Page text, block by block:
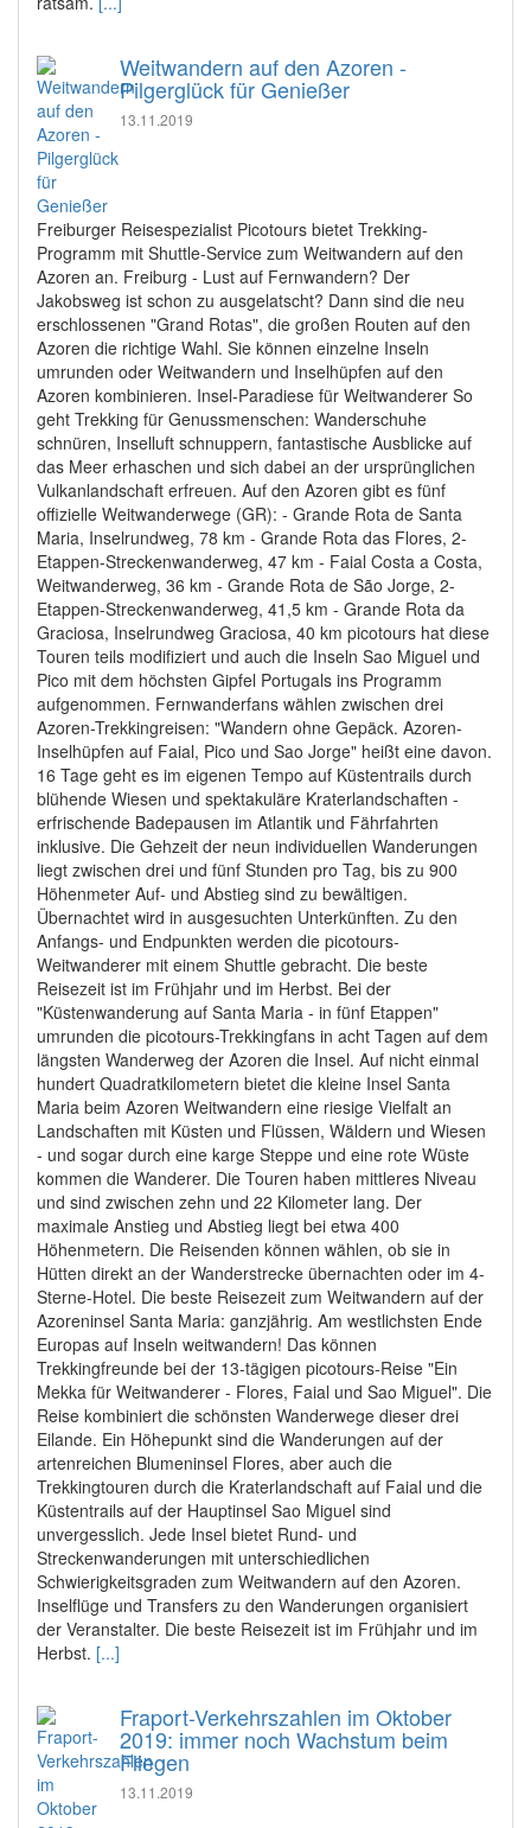
Weitwandern auf den Azoren -
Pilgerglück für Genießer
13.11.2019
Freiburger Reisespezialist Picotours bietet Trekking-
Programm mit Shuttle-Service zum Weitwandern auf den
Azoren an. Freiburg - Lust auf Fernwandern? Der
Jakobsweg ist schon zu ausgelatscht? Dann sind die neu
erschlossenen "Grand Rotas", die großen Routen auf den
Azoren die richtige Wahl. Sie können einzelne Inseln
umrunden oder Weitwandern und Inselhüpfen auf den
Azoren kombinieren. Insel-Paradiese für Weitwanderer So
geht Trekking für Genussmenschen: Wanderschuhe
schnüren, Inselluft schnuppern, fantastische Ausblicke auf
das Meer erhaschen und sich dabei an der ursprünglichen
Vulkanlandschaft erfreuen. Auf den Azoren gibt es fünf
offizielle Weitwanderwege (GR): - Grande Rota de Santa
Maria, Inselrundweg, 78 km - Grande Rota das Flores, 2-
Etappen-Streckenwanderweg, 47 km - Faial Costa a Costa,
Weitwanderweg, 36 km - Grande Rota de São Jorge, 2-
Etappen-Streckenwanderweg, 41,5 km - Grande Rota da
Graciosa, Inselrundweg Graciosa, 40 km picotours hat diese
Touren teils modifiziert und auch die Inseln Sao Miguel und
Pico mit dem höchsten Gipfel Portugals ins Programm
aufgenommen. Fernwanderfans wählen zwischen drei
Azoren-Trekkingreisen: "Wandern ohne Gepäck. Azoren-
Inselhüpfen auf Faial, Pico und Sao Jorge" heißt eine davon.
16 Tage geht es im eigenen Tempo auf Küstentrails durch
blühende Wiesen und spektakuläre Kraterlandschaften -
erfrischende Badepausen im Atlantik und Fährfahrten
inklusive. Die Gehzeit der neun individuellen Wanderungen
liegt zwischen drei und fünf Stunden pro Tag, bis zu 900
Höhenmeter Auf- und Abstieg sind zu bewältigen.
Übernachtet wird in ausgesuchten Unterkünften. Zu den
Anfangs- und Endpunkten werden die picotours-
Weitwanderer mit einem Shuttle gebracht. Die beste
Reisezeit ist im Frühjahr und im Herbst. Bei der
"Küstenwanderung auf Santa Maria - in fünf Etappen"
umrunden die picotours-Trekkingfans in acht Tagen auf dem
längsten Wanderweg der Azoren die Insel. Auf nicht einmal
hundert Quadratkilometern bietet die kleine Insel Santa
Maria beim Azoren Weitwandern eine riesige Vielfalt an
Landschaften mit Küsten und Flüssen, Wäldern und Wiesen
- und sogar durch eine karge Steppe und eine rote Wüste
kommen die Wanderer. Die Touren haben mittleres Niveau
und sind zwischen zehn und 22 Kilometer lang. Der
maximale Anstieg und Abstieg liegt bei etwa 400
Höhenmetern. Die Reisenden können wählen, ob sie in
Hütten direkt an der Wanderstrecke übernachten oder im 4-
Sterne-Hotel. Die beste Reisezeit zum Weitwandern auf der
Azoreninsel Santa Maria: ganzjährig. Am westlichsten Ende
Europas auf Inseln weitwandern! Das können
Trekkingfreunde bei der 13-tägigen picotours-Reise "Ein
Mekka für Weitwanderer - Flores, Faial und Sao Miguel". Die
Reise kombiniert die schönsten Wanderwege dieser drei
Eilande. Ein Höhepunkt sind die Wanderungen auf der
artenreichen Blumeninsel Flores, aber auch die
Trekkingtouren durch die Kraterlandschaft auf Faial und die
Küstentrails auf der Hauptinsel Sao Miguel sind
unvergesslich. Jede Insel bietet Rund- und
Streckenwanderungen mit unterschiedlichen
Schwierigkeitsgraden zum Weitwandern auf den Azoren.
Inselflüge und Transfers zu den Wanderungen organisiert
der Veranstalter. Die beste Reisezeit ist im Frühjahr und im
Herbst. [...]
Fraport-Verkehrszahlen im Oktober
2019: immer noch Wachstum beim
Fliegen
13.11.2019